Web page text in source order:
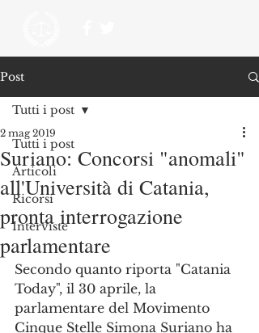
Post
Tutti i post
Articoli
Ricorsi
Interviste
Tutti i post
Suriano: Concorsi "anomali"
all'Università di Catania,
pronta interrogazione
parlamentare
2 mag 2019
Secondo quanto riporta "Catania
Today", il 30 aprile, la
parlamentare del Movimento
Cinque Stelle Simona Suriano ha